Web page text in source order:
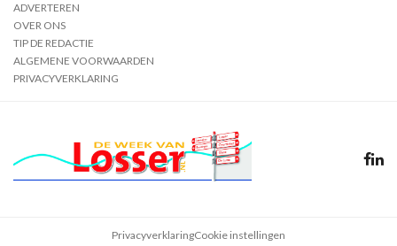
ADVERTEREN
OVER ONS
TIP DE REDACTIE
ALGEMENE VOORWAARDEN
PRIVACYVERKLARING
PrivacyverklaringCookie instellingen